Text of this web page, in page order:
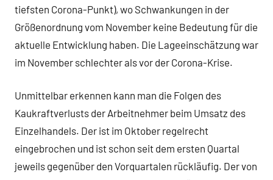
tiefsten Corona-Punkt), wo Schwankungen in der
Größenordnung vom November keine Bedeutung für die
aktuelle Entwicklung haben. Die Lageeinschätzung war
im November schlechter als vor der Corona-Krise.
Unmittelbar erkennen kann man die Folgen des
Kaukraftverlusts der Arbeitnehmer beim Umsatz des
Einzelhandels. Der ist im Oktober regelrecht
eingebrochen und ist schon seit dem ersten Quartal
jeweils gegenüber den Vorquartalen rückläufig. Der von